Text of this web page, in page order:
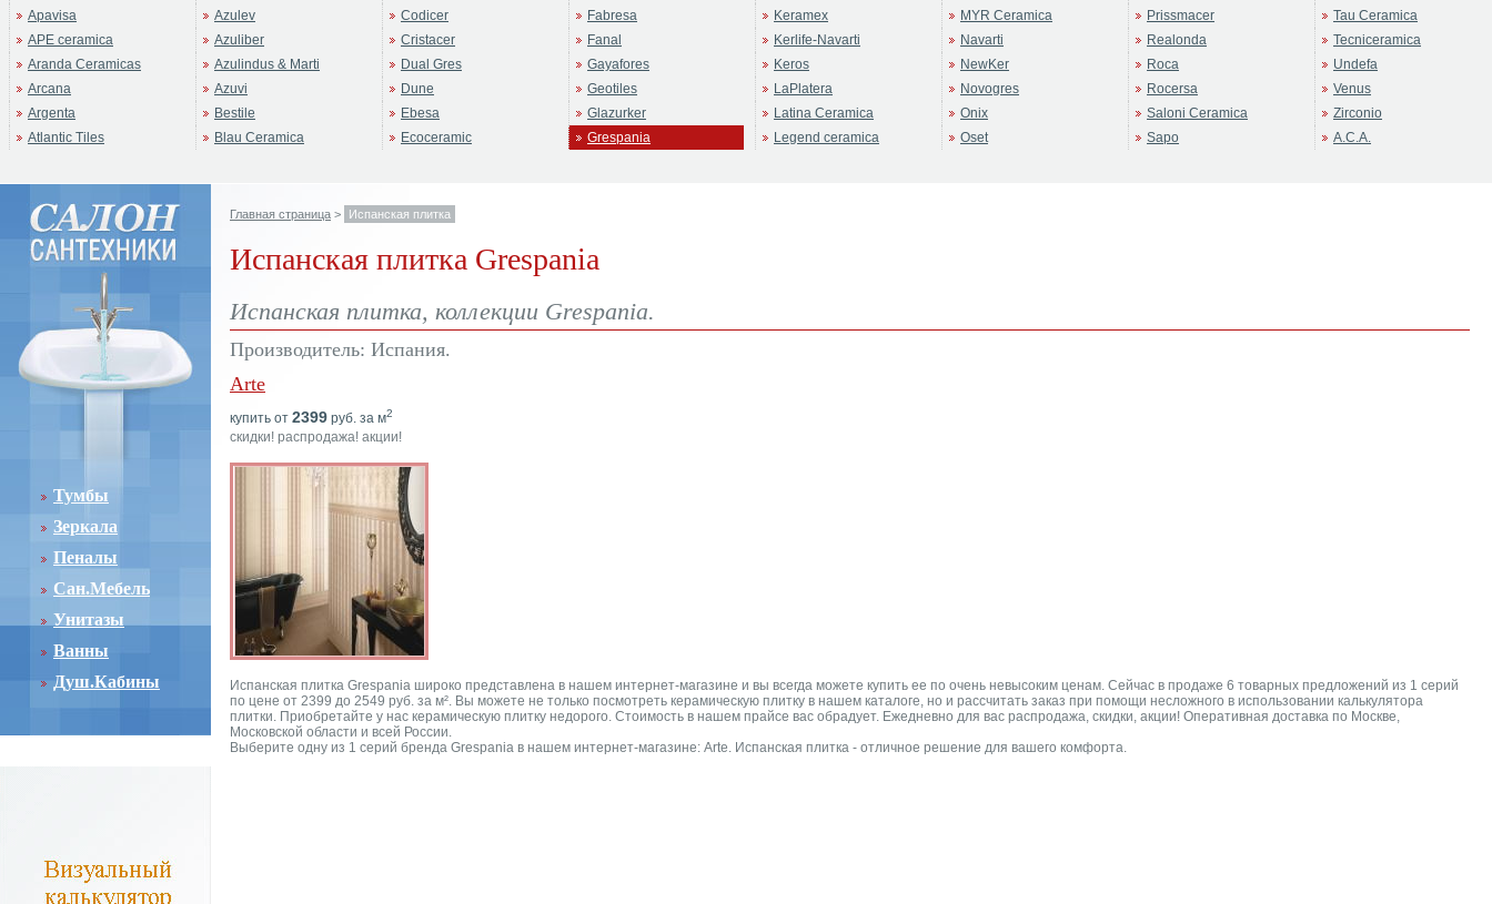
Apavisa
APE ceramica
Aranda Ceramicas
Arcana
Argenta
Atlantic Tiles
Azulev
Azuliber
Azulindus & Marti
Azuvi
Bestile
Blau Ceramica
Codicer
Cristacer
Dual Gres
Dune
Ebesa
Ecoceramic
Fabresa
Fanal
Gayafores
Geotiles
Glazurker
Grespania
Keramex
Kerlife-Navarti
Keros
LaPlatera
Latina Ceramica
Legend ceramica
MYR Ceramica
Navarti
NewKer
Novogres
Onix
Oset
Prissmacer
Realonda
Roca
Rocersa
Saloni Ceramica
Sapo
Tau Ceramica
Tecniceramica
Undefa
Venus
Zirconio
А.С.А.
Тумбы
Зеркала
Пеналы
Сан.Мебель
Унитазы
Ванны
Душ.Кабины
Главная страница > Испанская плитка
Испанская плитка Grespania
Испанская плитка, коллекции Grespania.
Производитель: Испания.
Arte
купить от 2399 руб. за м2
скидки! распродажа! акции!
Испанская плитка Grespania широко представлена в нашем интернет-магазине и вы всегда можете купить ее по очень невысоким ценам. Сейчас в продаже 6 товарных предложений из 1 серий
по цене от 2399 до 2549 руб. за м². Вы можете не только посмотреть керамическую плитку в нашем каталоге, но и рассчитать заказ при помощи несложного в использовании калькулятора
плитки. Приобретайте у нас керамическую плитку недорого. Стоимость в нашем прайсе вас обрадует. Ежедневно для вас распродажа, скидки, акции! Оперативная доставка по Москве,
Московской области и всей России.
Выберите одну из 1 серий бренда Grespania в нашем интернет-магазине: Arte. Испанская плитка - отличное решение для вашего комфорта.